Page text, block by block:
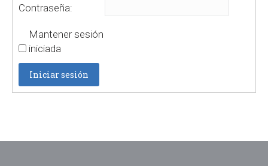
Contraseña:
Mantener sesión
iniciada
Iniciar sesión